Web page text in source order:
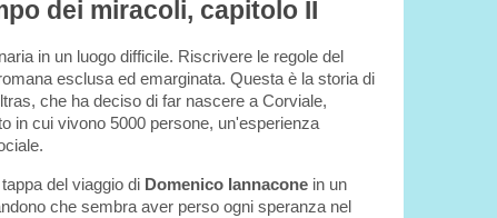
dei miracoli, capitolo II
in un luogo difficile. Riscrivere le regole del
esclusa ed emarginata. Questa è la storia di
che ha deciso di far nascere a Corviale,
in cui vivono 5000 persone, un'esperienza
del viaggio di Domenico Iannacone in un
che sembra aver perso ogni speranza nel